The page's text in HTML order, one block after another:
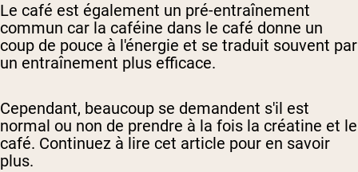
Le café est également un pré-entraînement
commun car la caféine dans le café donne un
coup de pouce à l'énergie et se traduit souvent par
un entraînement plus efficace.
Cependant, beaucoup se demandent s'il est
normal ou non de prendre à la fois la créatine et le
café. Continuez à lire cet article pour en savoir
plus.